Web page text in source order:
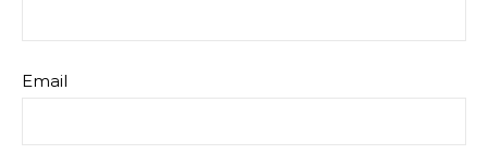
Email